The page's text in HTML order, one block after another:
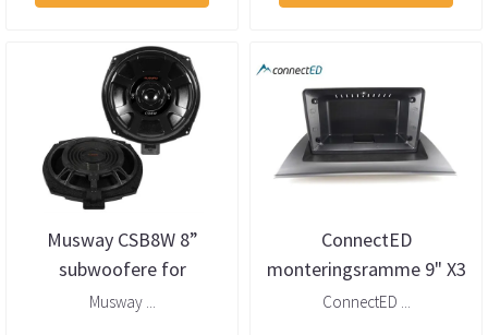
Musway CSB8W 8”
subwoofere for
BMW/Mini (par)
Musway ...
ConnectED
monteringsramme 9" X3
(E83) (2004 - 2010)
ConnectED ...